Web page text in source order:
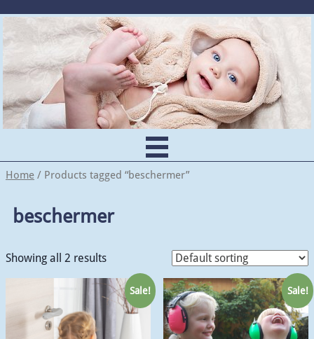
Home / Products tagged “beschermer”
beschermer
Showing all 2 results
Sale! Sale!